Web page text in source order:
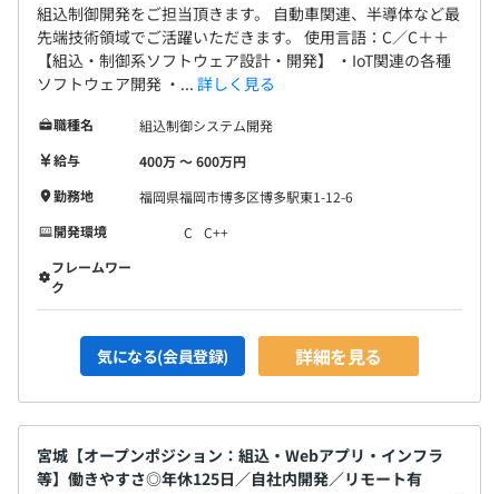
組込制御開発をご担当頂きます。 自動車関連、半導体など最
先端技術領域でご活躍いただきます。 使用言語：C／C＋＋
【組込・制御系ソフトウェア設計・開発】 ・IoT関連の各種
ソフトウェア開発 ・... 詳しく見る
職種名
組込制御システム開発
給与
400万 〜 600万円
勤務地
福岡県福岡市博多区博多駅東1-12-6
開発環境
C
C++
フレームワー
ク
気になる(会員登録) 詳細を見る
宮城【オープンポジション：組込・Webアプリ・インフラ
等】働きやすさ◎年休125日／自社内開発／リモート有